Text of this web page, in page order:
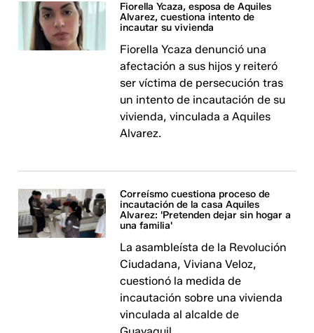
Fiorella Ycaza, esposa de Aquiles
Alvarez, cuestiona intento de
incautar su vivienda
Fiorella Ycaza denunció una
afectación a sus hijos y reiteró
ser víctima de persecución tras
un intento de incautación de su
vivienda, vinculada a Aquiles
Alvarez.
Correísmo cuestiona proceso de
incautación de la casa Aquiles
Alvarez: 'Pretenden dejar sin hogar a
una familia'
La asambleísta de la Revolución
Ciudadana, Viviana Veloz,
cuestionó la medida de
incautación sobre una vivienda
vinculada al alcalde de